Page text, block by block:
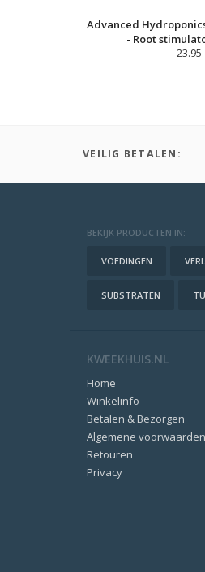
Advanced
- Root
23.95
VEILIG BETALEN:
BEKIJK PRODUCTEN IN:
VOEDINGEN
SUBSTRATEN
KWEEKHUIS.NL
Home
Winkelinfo
Betalen & Bezorgen
Algemene voorwaarden
Retouren
Privacy